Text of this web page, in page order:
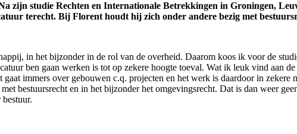
zijn studie Rechten en Internationale Betrekkingen in Groningen,
terecht. Bij Florent houdt hij zich onder andere bezig met
in het bijzonder in de rol van de overheid. Daarom koos ik voor de
ben gaan werken is tot op zekere hoogte toeval. Wat ik leuk vind aan de
immers over gebouwen c.q. projecten en het werk is daardoor in zekere
bestuursrecht en in het bijzonder het omgevingsrecht. Dat is dan weer